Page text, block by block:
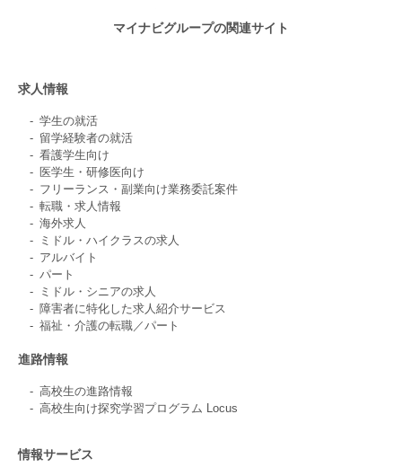
マイナビグループの関連サイト
求人情報
学生の就活
留学経験者の就活
看護学生向け
医学生・研修医向け
フリーランス・副業向け業務委託案件
転職・求人情報
海外求人
ミドル・ハイクラスの求人
アルバイト
パート
ミドル・シニアの求人
障害者に特化した求人紹介サービス
福祉・介護の転職／パート
進路情報
高校生の進路情報
高校生向け探究学習プログラム Locus
情報サービス